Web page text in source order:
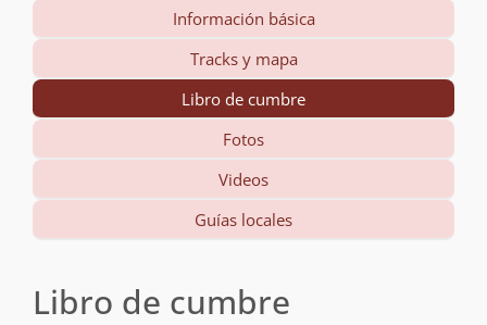
Información básica
Tracks y mapa
Libro de cumbre
Fotos
Videos
Guías locales
Libro de cumbre